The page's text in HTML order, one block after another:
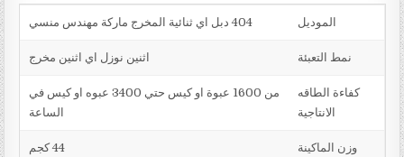
الموديل 404 دبل اي ثنائية المخرج ماركة مهندس منسي
نمط التعبئة اثنين نوزل اي اثنين مخرج
كفاءة الطاقه
الانتاجية
من 1600 عبوة او كيس حتي 3400 عبوه او كيس في
الساعة
وزن الماكينة 44 كجم